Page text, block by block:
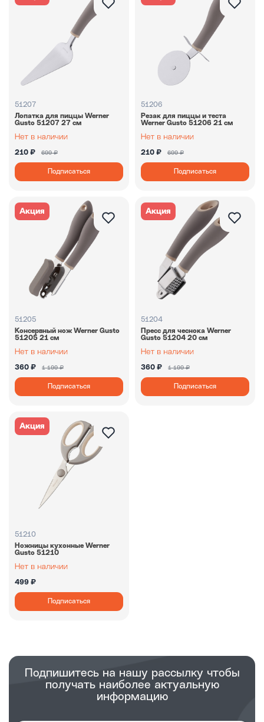
51207
Лопатка для пиццы Werner
Gusto 51207 27 см
210 ₽ 699 ₽
Подписаться
51206
Резак для пиццы и теста
Werner Gusto 51206 21 см
210 ₽ 699 ₽
Подписаться
Акция
51205
Консервный нож Werner Gusto
51205 21 см
360 ₽ 1 199 ₽
Подписаться
Акция
51204
Пресс для чеснока Werner
Gusto 51204 20 см
360 ₽ 1 199 ₽
Подписаться
Акция
51210
Ножницы кухонные Werner
Gusto 51210
499 ₽
Подписаться
Подпишитесь на нашу рассылку чтобы
получать наиболее актуальную
информацию